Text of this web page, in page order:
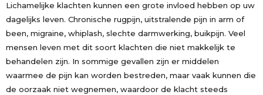
Lichamelijke klachten kunnen een grote invloed hebben op uw
dagelijks leven. Chronische rugpijn, uitstralende pijn in arm of
been, migraine, whiplash, slechte darmwerking, buikpijn. Veel
mensen leven met dit soort klachten die niet makkelijk te
behandelen zijn. In sommige gevallen zijn er middelen
waarmee de pijn kan worden bestreden, maar vaak kunnen die
de oorzaak niet wegnemen, waardoor de klacht steeds